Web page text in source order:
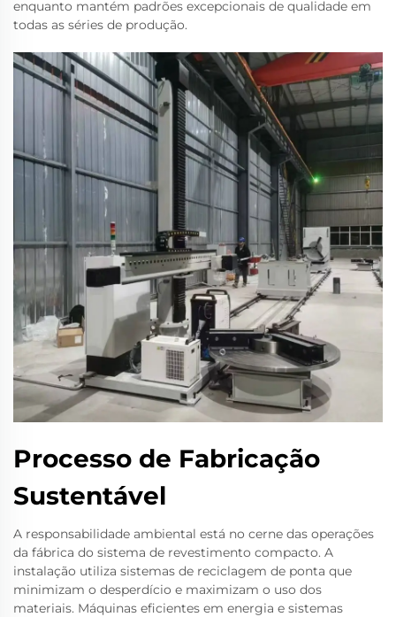
enquanto mantém padrões excepcionais de qualidade em
todas as séries de produção.
Processo de Fabricação
Sustentável
A responsabilidade ambiental está no cerne das operações
da fábrica do sistema de revestimento compacto. A
instalação utiliza sistemas de reciclagem de ponta que
minimizam o desperdício e maximizam o uso dos
materiais. Máquinas eficientes em energia e sistemas